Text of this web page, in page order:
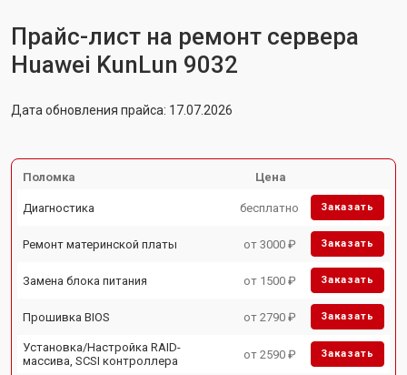
Прайс-лист на ремонт сервера
Huawei KunLun 9032
Дата обновления прайса: 17.07.2026
Поломка Цена
Диагностика бесплатно Заказать
Ремонт материнской платы от 3000 ₽ Заказать
Замена блока питания от 1500 ₽ Заказать
Прошивка BIOS от 2790 ₽ Заказать
Установка/Настройка RAID-
массива, SCSI контроллера
от 2590 ₽ Заказать